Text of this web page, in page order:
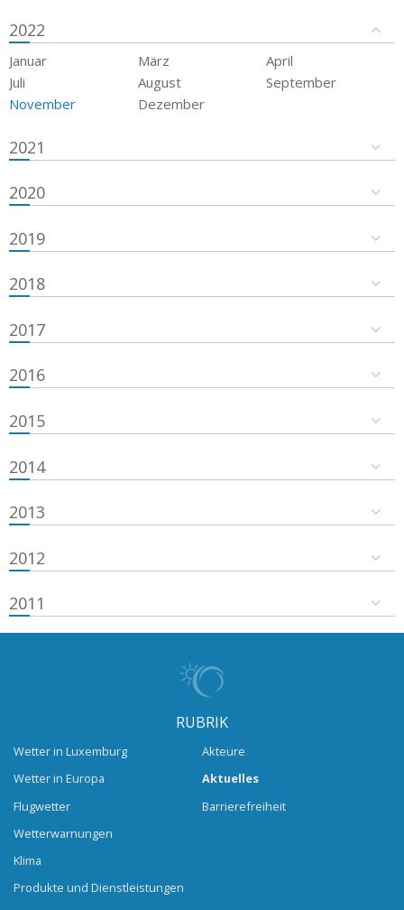
2022
Januar März
April
Juli
August
September
November
Dezember
2021
2020
2019
2018
2017
2016
2015
2014
2013
2012
2011
RUBRIK
Wetter in Luxemburg
Wetter in Europa
Flugwetter
Wetterwarnungen
Klima
Produkte und Dienstleistungen
Akteure
Aktuelles
Barrierefreiheit